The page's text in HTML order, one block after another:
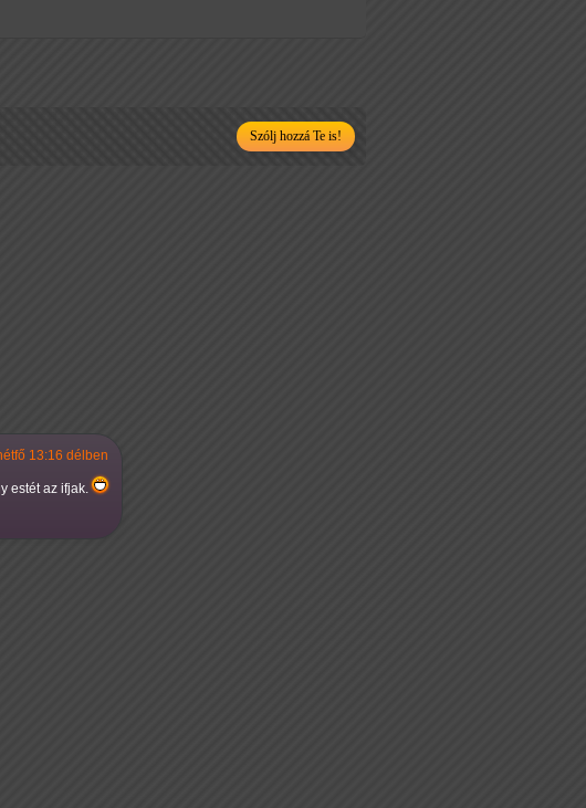
Szólj hozzá Te is!
13:16 délben
estét az ifjak.